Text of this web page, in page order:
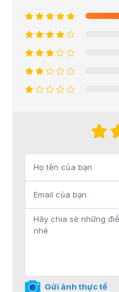
Gửi ảnh thực tế